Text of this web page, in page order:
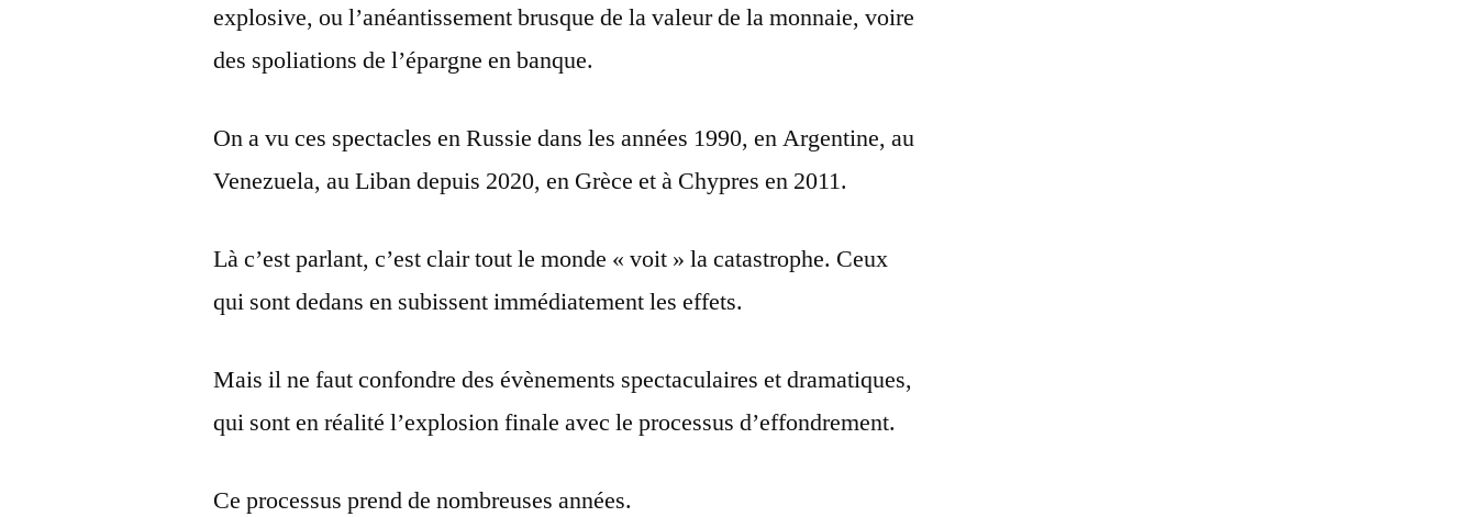
explosive, ou l’anéantissement brusque de la valeur de la monnaie, voire
des spoliations de l’épargne en banque.
On a vu ces spectacles en Russie dans les années 1990, en Argentine, au
Venezuela, au Liban depuis 2020, en Grèce et à Chypres en 2011.
Là c’est parlant, c’est clair tout le monde « voit » la catastrophe. Ceux
qui sont dedans en subissent immédiatement les effets.
Mais il ne faut confondre des évènements spectaculaires et dramatiques,
qui sont en réalité l’explosion finale avec le processus d’effondrement.
Ce processus prend de nombreuses années.